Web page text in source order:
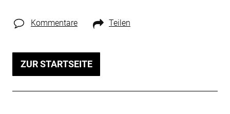
Kommentare Teilen
ZUR STARTSEITE